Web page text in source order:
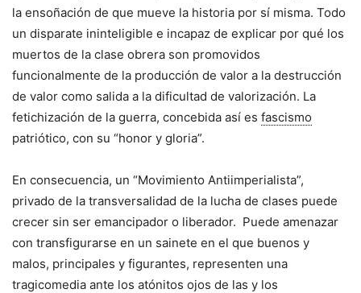
la ensoñación de que mueve la historia por sí misma. Todo
un disparate ininteligible e incapaz de explicar por qué los
muertos de la clase obrera son promovidos
funcionalmente de la producción de valor a la destrucción
de valor como salida a la dificultad de valorización. La
fetichización de la guerra, concebida así es fascismo
patriótico, con su “honor y gloria”.
En consecuencia, un “Movimiento Antiimperialista”,
privado de la transversalidad de la lucha de clases puede
crecer sin ser emancipador o liberador. Puede amenazar
con transfigurarse en un sainete en el que buenos y
malos, principales y figurantes, representen una
tragicomedia ante los atónitos ojos de las y los